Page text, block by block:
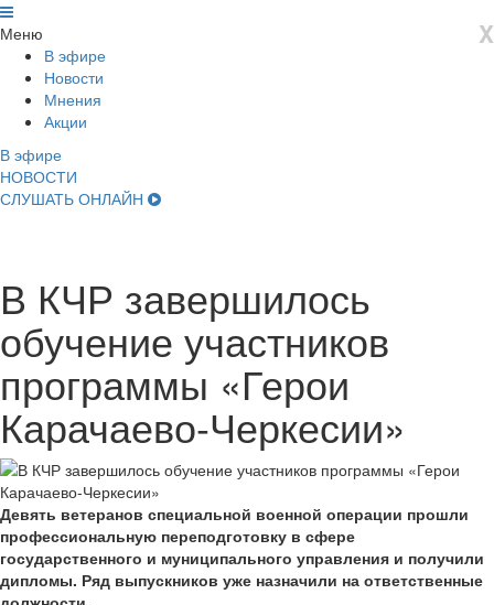
X
Меню
В эфире
Новости
Мнения
Акции
В эфире
НОВОСТИ
СЛУШАТЬ ОНЛАЙН
В КЧР завершилось
обучение участников
программы «Герои
Карачаево-Черкесии»
Девять ветеранов специальной военной операции прошли
профессиональную переподготовку в сфере
государственного и муниципального управления и получили
дипломы. Ряд выпускников уже назначили на ответственные